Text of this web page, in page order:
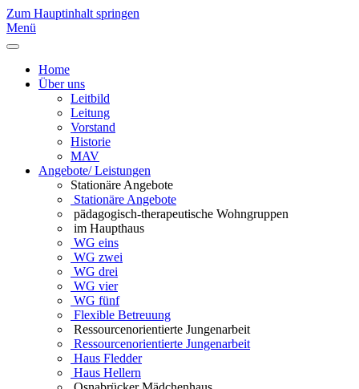
Zum Hauptinhalt springen
Menü
Home
Über uns
Leitbild
Leitung
Vorstand
Historie
MAV
Angebote/ Leistungen
Stationäre Angebote
Stationäre Angebote
pädagogisch-therapeutische Wohngruppen
im Haupthaus
WG eins
WG zwei
WG drei
WG vier
WG fünf
Flexible Betreuung
Ressourcenorientierte Jungenarbeit
Ressourcenorientierte Jungenarbeit
Haus Fledder
Haus Hellern